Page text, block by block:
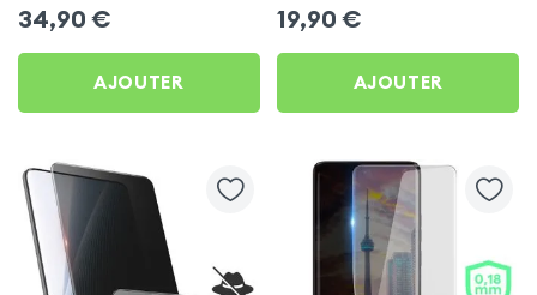
34,90 €
AJOUTER
19,90 €
AJOUTER